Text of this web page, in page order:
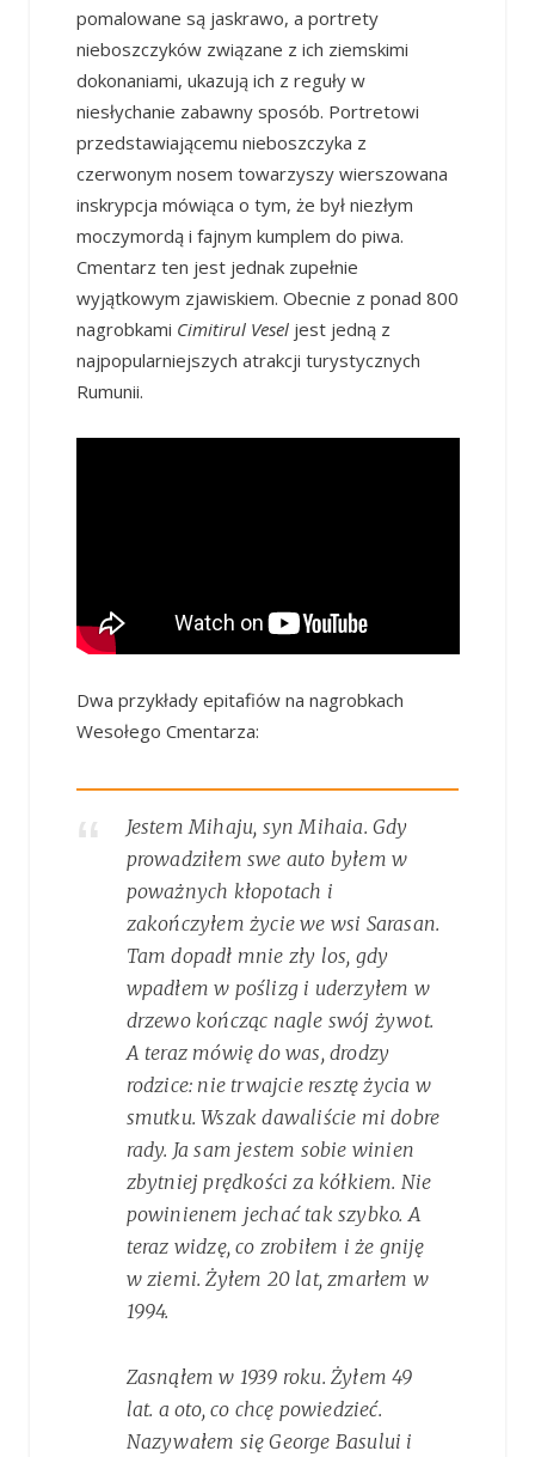
pomalowane są jaskrawo, a portrety
nieboszczyków związane z ich ziemskimi
dokonaniami, ukazują ich z reguły w
niesłychanie zabawny sposób. Portretowi
przedstawiającemu nieboszczyka z
czerwonym nosem towarzyszy wierszowana
inskrypcja mówiąca o tym, że był niezłym
moczymordą i fajnym kumplem do piwa.
Cmentarz ten jest jednak zupełnie
wyjątkowym zjawiskiem. Obecnie z ponad 800
nagrobkami Cimitirul Veseljest jedną z
najpopularniejszych atrakcji turystycznych
Rumunii.
Dwa przykłady epitafiów na nagrobkach
Wesołego Cmentarza:
Jestem Mihaju, syn Mihaia. Gdy
prowadziłem swe auto byłem w
poważnych kłopotach i
zakończyłem życie we wsi Sarasan.
Tam dopadł mnie zły los, gdy
wpadłem w poślizg i uderzyłem w
drzewo kończąc nagle swój żywot.
A teraz mówię do was, drodzy
rodzice: nie trwajcie resztę życia w
smutku. Wszak dawaliście mi dobre
rady. Ja sam jestem sobie winien
zbytniej prędkości za kółkiem. Nie
powinienem jechać tak szybko. A
teraz widzę, co zrobiłem i że gniję
w ziemi. Żyłem 20 lat, zmarłem w
1994.
Zasnąłem w 1939 roku. Żyłem 49
lat. a oto, co chcę powiedzieć.
Nazywałem się George Basului i